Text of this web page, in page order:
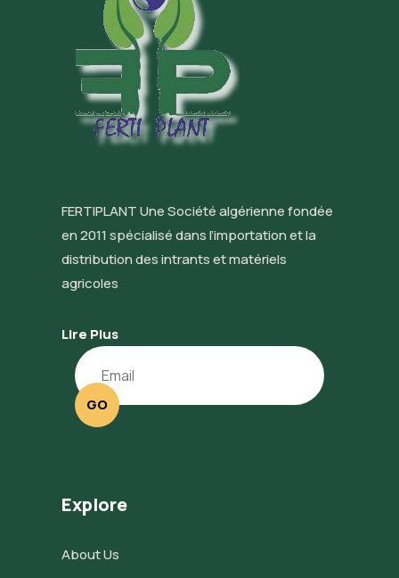
FERTIPLANT Une Société algérienne fondée
en 2011 spécialisé dans l’importation et la
distribution des intrants et matériels
agricoles
Lire Plus
GO
Explore
About Us